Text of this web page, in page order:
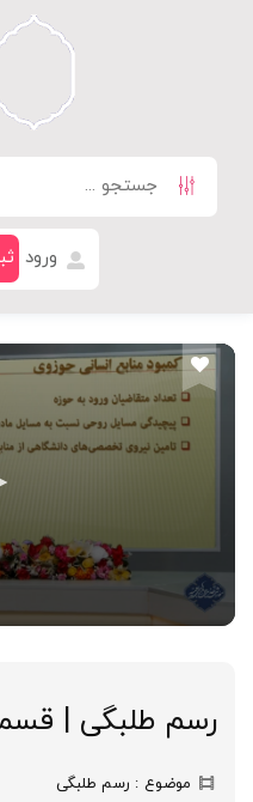
ورود
رسم طلبگی |
موضوع
رسم طلبگی